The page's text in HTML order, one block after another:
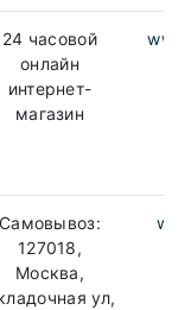
24 часовой
онлайн
интернет-
магазин
Самовывоз:
127018,
Москва,
ул,